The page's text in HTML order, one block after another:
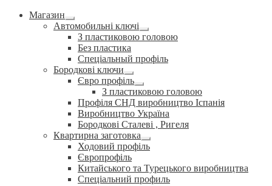
Магазин
Розгорнуте
вкладене
меню
Автомобильні ключі
Розгорнуте
вкладене
З пластиковою головою
Без пластика
Спеціальный профіль
Бородкові ключи
Розгорнуте
вкладене
меню
Євро профіль
Розгорнуте
вкладене
меню
З пластиковою головою
Профіля СНД виробництво Іспанія
Виробництво Україна
Бородкові Сталеві , Ригеля
Квартирна заготовка
Розгорнуте
вкладене
Ходовий профіль
Європрофіль
Китайського та Турецького виробництва
Спеціальний профиль